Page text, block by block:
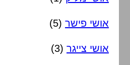
אושי פישר (5)
אושי צייגר (3)